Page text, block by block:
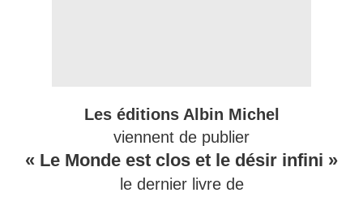
Les éditions Albin Michel
viennent de publier
« Le Monde est clos et le désir infini »
le dernier livre de